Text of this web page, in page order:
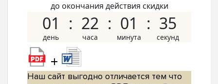
до окончания действия скидки
01 22 01 34
+
Наш сайт выгодно отличается тем что